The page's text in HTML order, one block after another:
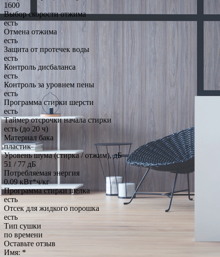
1600
Выбор скорости отжима
есть
Отмена отжима
есть
Защита от протечек воды
есть
Контроль дисбаланса
есть
Контроль за уровнем пены
есть
Программа стирки шерсти
есть
Таймер отсрочки начала стирки
есть (до 20 ч)
Материал бака
пластик
Уровень шума (стирка / отжим), дБ
51 / 77 дБ
Потребляемая энергия
0.09 кВт*ч/кг
Программа стирки шелка
есть
Отсек для жидкого порошка
есть
Тип сушки
по времени
Оставьте отзыв
Имя: *